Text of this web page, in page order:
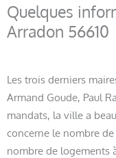
Quelques
Arradon 56610
Les trois derniers
Armand Goude, Paul
mandats, la ville a
concerne le nombre
nombre de logements